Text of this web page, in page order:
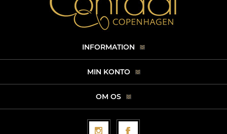
INFORMATION
MIN KONTO
OM OS